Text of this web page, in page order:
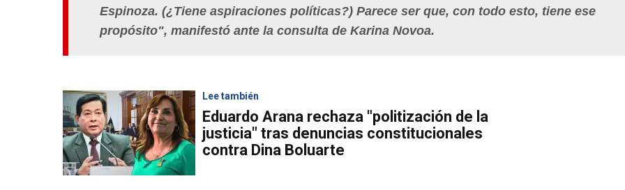
Espinoza. (¿Tiene aspiraciones políticas?) Parece ser que, con todo esto, tiene ese
propósito", manifestó ante la consulta de Karina Novoa.
Lee también
Eduardo Arana rechaza "politización de la
justicia" tras denuncias constitucionales
contra Dina Boluarte